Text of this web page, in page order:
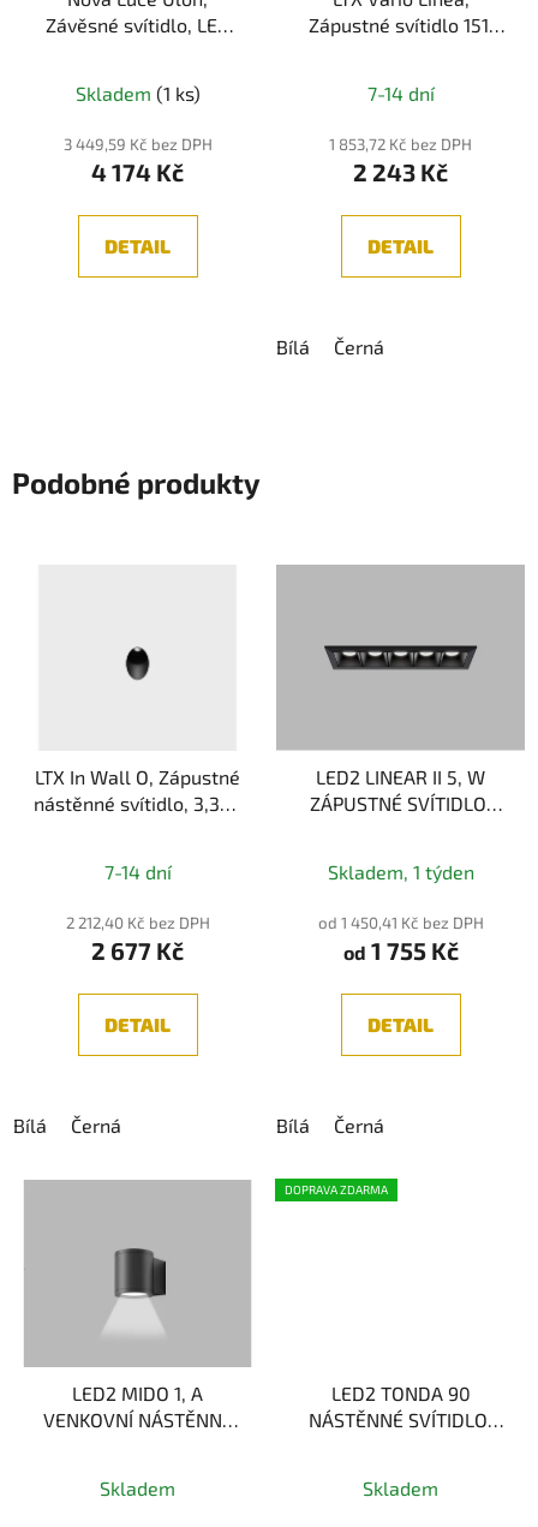
Závěsné svítidlo, LED
hodnocení
produktu
je
Skladem (1 ks)
3 449,59 Kč bez DPH
4 174 Kč
DETAIL
Zápustné svítidlo 151,
7-14 dní
1 853,72 Kč bez DPH
2 243 Kč
DETAIL
Bílá Černá
Podobné produkty
LTX In Wall O, Zápustné
nástěnné svítidlo, 3,3W,
7-14 dní
2 212,40 Kč bez DPH
2 677 Kč
DETAIL
Bílá Černá
LED2 LINEAR II 5, W
ZÁPUSTNÉ SVÍTIDLO,
Skladem, 1 týden
od 1 450,41 Kč bez DPH
od 1 755 Kč
DETAIL
Bílá Černá
LED2 MIDO 1, A
VENKOVNÍ NÁSTĚNNÉ
Skladem
DOPRAVA ZDARMA
LED2 TONDA 90
NÁSTĚNNÉ SVÍTIDLO,
Skladem